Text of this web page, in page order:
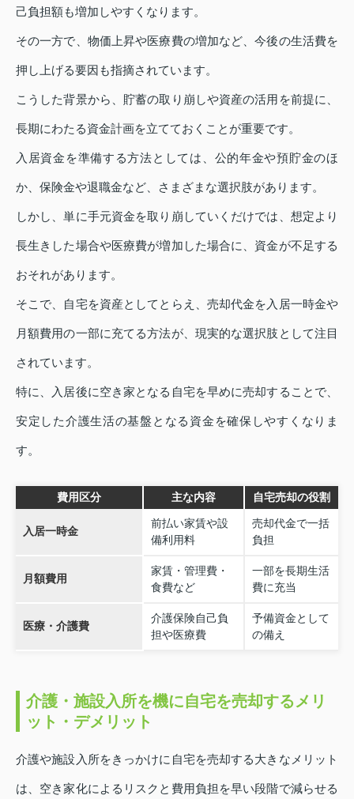
己負担額も増加しやすくなります。
その一方で、物価上昇や医療費の増加など、今後の生活費を
押し上げる要因も指摘されています。
こうした背景から、貯蓄の取り崩しや資産の活用を前提に、
長期にわたる資金計画を立てておくことが重要です。
入居資金を準備する方法としては、公的年金や預貯金のほ
か、保険金や退職金など、さまざまな選択肢があります。
しかし、単に手元資金を取り崩していくだけでは、想定より
長生きした場合や医療費が増加した場合に、資金が不足する
おそれがあります。
そこで、自宅を資産としてとらえ、売却代金を入居一時金や
月額費用の一部に充てる方法が、現実的な選択肢として注目
されています。
特に、入居後に空き家となる自宅を早めに売却することで、
安定した介護生活の基盤となる資金を確保しやすくなりま
す。
費用区分 主な内容 自宅売却の役割
入居一時金
前払い家賃や設
備利用料
売却代金で一括
負担
月額費用
家賃・管理費・
食費など
一部を長期生活
費に充当
医療・介護費
介護保険自己負
担や医療費
予備資金として
の備え
介護・施設入所を機に自宅を売却するメリ
ット・デメリット
介護や施設入所をきっかけに自宅を売却する大きなメリット
は、空き家化によるリスクと費用負担を早い段階で減らせる